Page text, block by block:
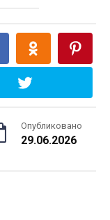
Опубликовано
29.06.2026